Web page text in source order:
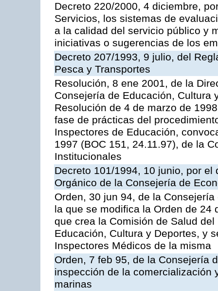
Decreto 220/2000, 4 diciembre,
Servicios, los sistemas de
a la calidad del servicio público y
iniciativas o sugerencias de los
Decreto 207/1993, 9 julio, del
Pesca y Transportes
Resolución, 8 ene 2001, de la
Consejería de Educación, Cultura
Resolución de 4 de marzo de
fase de prácticas del
Inspectores de Educación,
1997 (BOC 151, 24.11.97), de la
Institucionales
Decreto 101/1994, 10 junio, por
Orgánico de la Consejería de
Orden, 30 jun 94, de la
la que se modifica la Orden de 24
que crea la Comisión de Salud
Educación, Cultura y Deportes, y
Inspectores Médicos de la misma
Orden, 7 feb 95, de la Consejería
inspección de la comercialización
marinas